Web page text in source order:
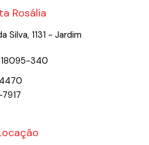
Rosália
Silva, 1131 - Jardim
18095-340